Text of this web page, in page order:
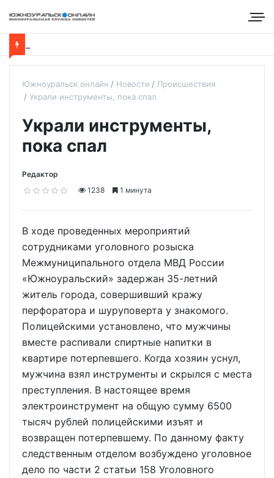
Южноуральск онлайн Новости
Происшествия
Украли инструменты, пока спал
Украли инструменты,
пока спал
Редактор
1238
1 минута
В ходе проведенных мероприятий
сотрудниками уголовного розыска
Межмуниципального отдела МВД России
«Южноуральский» задержан 35-летний
житель города, совершивший кражу
перфоратора и шуруповерта у знакомого.
Полицейскими установлено, что мужчины
вместе распивали спиртные напитки в
квартире потерпевшего. Когда хозяин уснул,
мужчина взял инструменты и скрылся с места
преступления. В настоящее время
электроинструмент на общую сумму 6500
тысяч рублей полицейскими изъят и
возвращен потерпевшему. По данному факту
следственным отделом возбуждено уголовное
дело по части 2 статьи 158 Уголовного